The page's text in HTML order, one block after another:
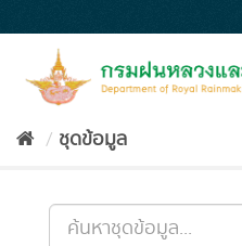
to
ชุดข้อมูล